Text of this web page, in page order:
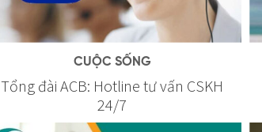
CUỘC SỐNG
Tổng đài ACB: Hotline tư vấn CSKH
24/7